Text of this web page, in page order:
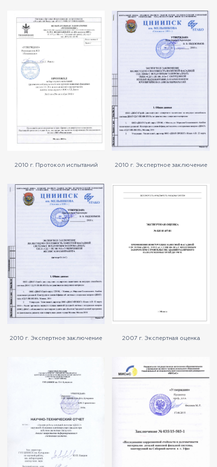
2010 г. Протокол испытаний 2010 г. Экспертное заключение
2010 г. Экспертное заключение 2007 г. Экспертная оценка